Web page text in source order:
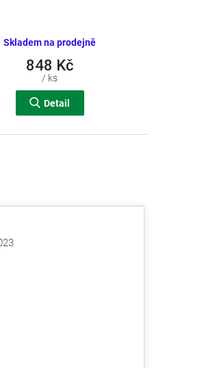
Skladem na prodejně
848 Kč
/ ks
Detail
obchodu je 5 z 5 hvězdiček.